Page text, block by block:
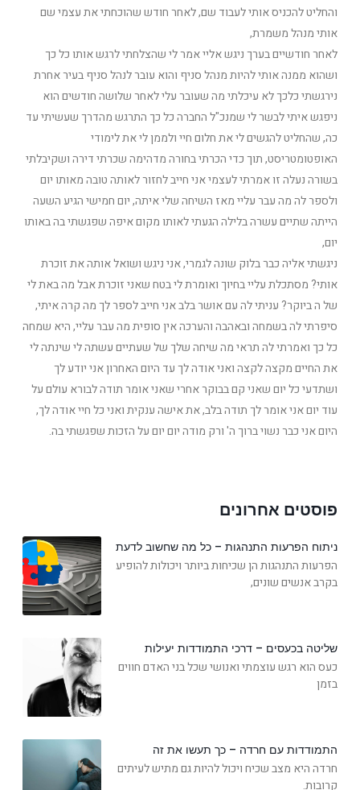
והחליט להכניס אותי לעבוד שם, לאחר חודש שהוכחתי את עצמי שם
אותי מנהל משמרת,
לאחר חודשיים בערך ניגש אליי אמר לי שהצלחתי לרגש אותו כל כך
ושהוא ממנה אותי להיות מנהל סניף והוא עובר לנהל סניף בעיר אחרת
נירגשתי כלכך לא עיכלתי מה שעובר עלי לאחר שלושה חודשים הוא
ניפגש איתי לבשר לי שמנכ"ל החברה כל כך התרגש מהדרך שעשיתי עד
כה, שהחליט להגשים לי את חלום חיי ולממן לי את לימודי
האופטומטריסט, תוך כדי הכרתי בחורה מדהימה שכרתי דירה ושקיבלתי
בשורה נעלה זו אמרתי לעצמי אני חייב לחזור לאותה טובה מאותו יום
ולספר לה מה עבר עליי מאז השיחה שלי איתה, יום חמישי הגיע השעה
הייתה שתיים עשרה בלילה הגעתי לאותו מקום איפה שפגשתי בה באותו
יום,
ניגשתי אליה כבר בלוק שונה לגמרי, אני ניגש ושואל אותה את זוכרת
אותי? מסתכלת עליי בחיוך ואומרת לי בטח שאני זוכרת אבל מה באת לי
של ה ביוקר? עניתי לה עם אושר בלב אני חייב לספר לך מה קרה איתי,
סיפרתי לה בשמחה ובאהבה והערכה אין סופית מה עבר עליי, היא שמחה
כל כך ואמרתי לה תראי מה שיחה שלך של שעתיים עשתה לי שינתה לי
את החיים מקצה לקצה ואני אודה לך עד היום האחרון אני יודע לך
ושתדעי כל יום שאני קם בבוקר אחרי שאני אומר תודה לבורא עולם על
עוד יום אני אומר לך תודה בלב, את אישה ענקית ואני כל חיי אודה לך,
היום אני כבר נשוי ברוך ה' ורק מודה יום יום על הזכות שפגשתי בה.
פוסטים אחרונים
ניתוח הפרעות התנהגות – כל מה שחשוב לדעת
הפרעות התנהגות הן שכיחות ביותר ויכולות להופיע
בקרב אנשים שונים,
שליטה בכעסים – דרכי התמודדות יעילות
כעס הוא רגש עוצמתי ואנושי שכל בני האדם חווים
בזמן
התמודדות עם חרדה – כך תעשו את זה
חרדה היא מצב שכיח ויכול להיות גם מתיש לעיתים
קרובות.